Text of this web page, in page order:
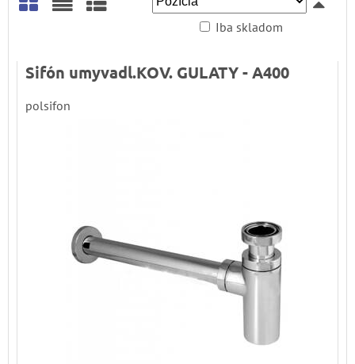
Iba skladom
Sifón umyvadl.KOV. GULATY - A400
polsifon